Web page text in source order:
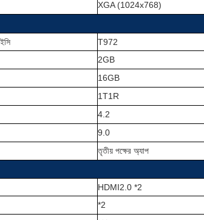
XGA (1024x768)
T972
2GB
16GB
1T1R
4.2
9.0
তৃতীয় পক্ষের অ্যাপ
HDMI2.0 *2
*2